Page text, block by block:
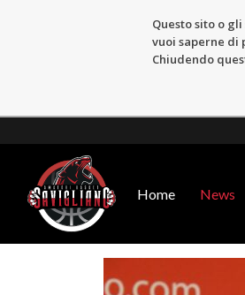
Questo sito o
vuoi saperne di
Chiudendo
Home News